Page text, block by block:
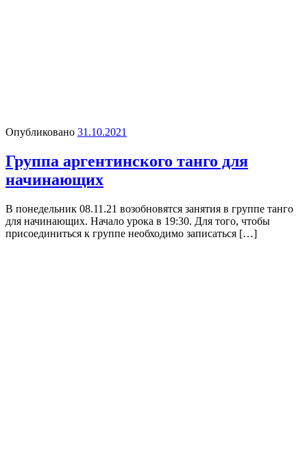
Опубликовано 31.10.2021
Группа аргентинского танго для
начинающих
В понедельник 08.11.21 возобновятся занятия в группе танго
для начинающих. Начало урока в 19:30. Для того, чтобы
присоединиться к группе необходимо записаться […]